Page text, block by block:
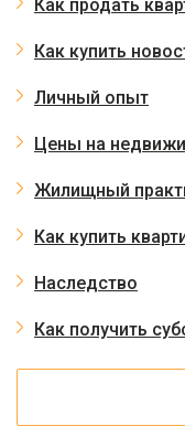
Как продать
Как купить
Личный опыт
Цены на
Жилищный
Как купить
Наследство
Как получить